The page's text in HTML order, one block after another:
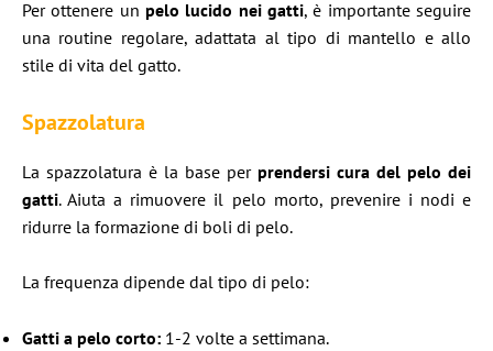
Per ottenere un pelo lucido nei gatti, è importante seguire
una routine regolare, adattata al tipo di mantello e allo
stile di vita del gatto.
Spazzolatura
La spazzolatura è la base per prendersi cura del pelo dei
gatti. Aiuta a rimuovere il pelo morto, prevenire i nodi e
ridurre la formazione di boli di pelo.
La frequenza dipende dal tipo di pelo:
Gatti a pelo corto: 1-2 volte a settimana.